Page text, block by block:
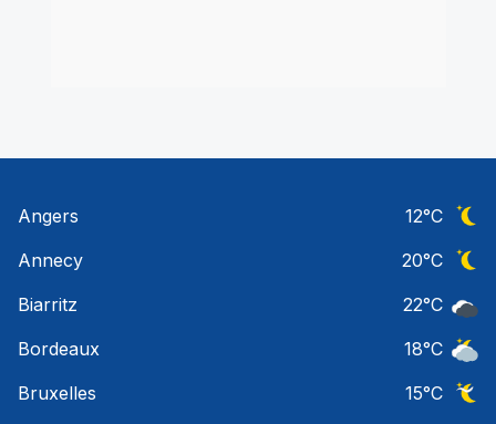
Angers 12°C
Annecy
20°C
Biarritz
22°C
Bordeaux
18°C
Bruxelles
15°C